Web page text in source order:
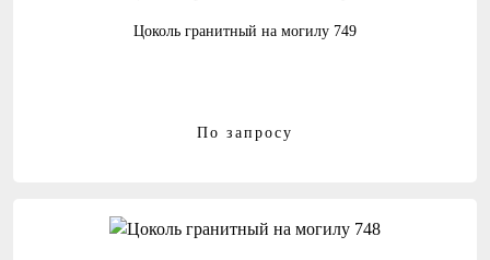
Цоколь гранитный на могилу 749
По запросу